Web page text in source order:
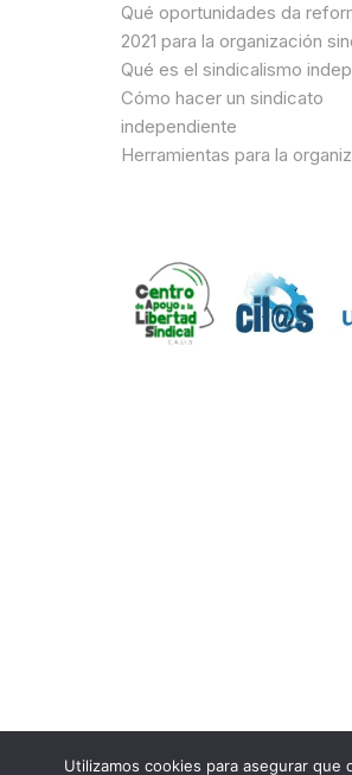
Qué oportunidades da
2021 para la organización
Qué es el sindicalismo
Cómo hacer un sindicato
independiente
Herramientas para la
Utilizamos cookies para asegurar